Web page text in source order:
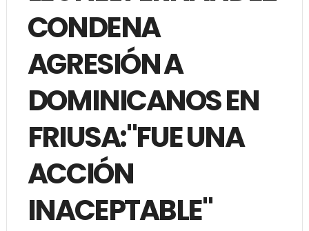
CONDENA
AGRESIÓN A
DOMINICANOS EN
FRIUSA:"FUE UNA
ACCIÓN
INACEPTABLE"